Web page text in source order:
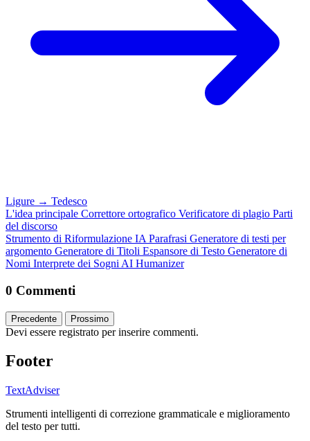
Ligure → Tedesco
L'idea principale Correttore ortografico Verificatore di plagio Parti
del discorso
Strumento di Riformulazione IA Parafrasi Generatore di testi per
argomento Generatore di Titoli Espansore di Testo Generatore di
Nomi Interprete dei Sogni AI Humanizer
0 Commenti
Precedente Prossimo
Devi essere registrato per inserire commenti.
Footer
TextAdviser
Strumenti intelligenti di correzione grammaticale e miglioramento
del testo per tutti.